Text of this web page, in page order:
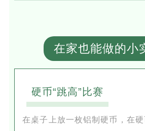
在家也能做的小
硬币“跳高”比赛
在桌子上放一枚铝制硬币，在